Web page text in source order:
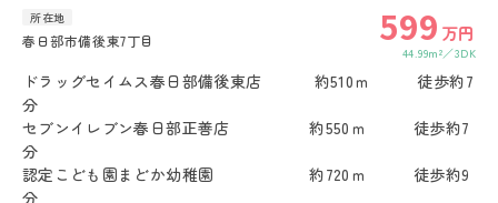
所在地
春日部市備後東7丁目 599 万円
44.99m² 3DK
ドラッグセイムス春日部備後東店 約510ｍ 徒歩約7
分
セブンイレブン春日部正善店 約550ｍ 徒歩約7
分
認定こども園まどか幼稚園 約720ｍ 徒歩約9
分